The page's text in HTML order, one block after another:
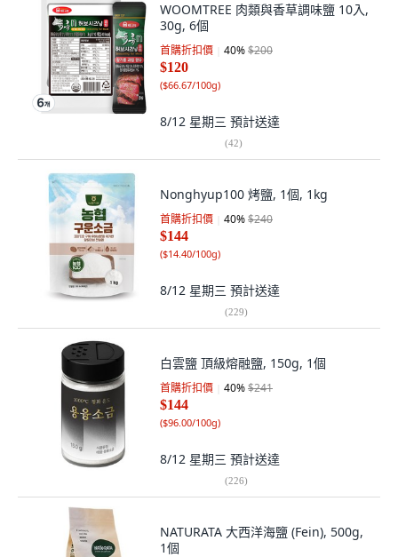
WOOMTREE 肉類與香草調味鹽 10入,
30g, 6個
首購折扣價 40%$200
$120
($66.67/100g)
8/12 星期三 預計送達
(42)
Nonghyup100 烤鹽, 1個, 1kg
首購折扣價 40%$240
$144
($14.40/100g)
8/12 星期三 預計送達
(229)
白雲鹽 頂級熔融鹽, 150g, 1個
首購折扣價 40%$241
$144
($96.00/100g)
8/12 星期三 預計送達
(226)
NATURATA 大西洋海鹽 (Fein), 500g,
1個